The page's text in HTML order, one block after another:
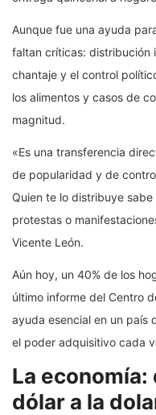
Aunque fue una ayuda
faltan críticas: distribución
chantaje y el control
los alimentos y casos de
magnitud.
«Es una transferencia
de popularidad y de
Quien te lo distribuye
protestas o
Vicente León.
Aún hoy, un 40% de los
último informe del Centro
ayuda esencial en un país
el poder adquisitivo cada
La economía:
dólar a la